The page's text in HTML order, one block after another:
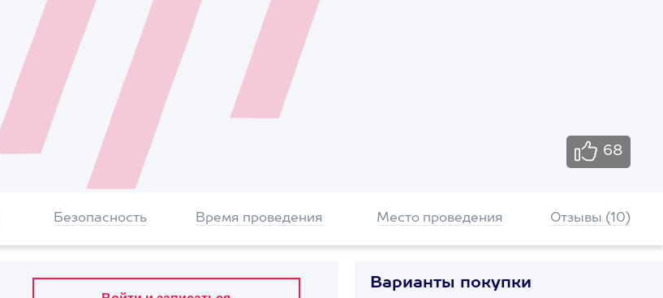
68
Безопасность Время проведения Место проведения Отзывы (10)
Варианты покупки